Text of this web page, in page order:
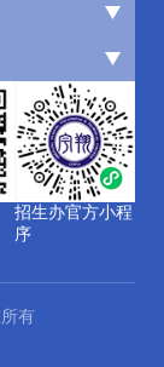
招生办官方小程
序
有